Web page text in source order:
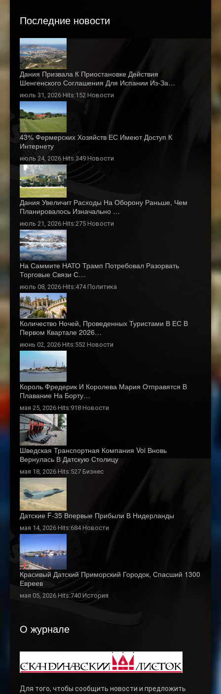
Последние новости
Дания Призвала К Приостановке Действия
Шенгенского Соглашения Для Испании Из-За…
июль 31, 2026 Hits:152 Новости
43% Фермерских Хозяйств ЕС Имеют Доступ К
Интернету
июль 24, 2026 Hits:349 Новости
Дания Увеличит Расходы На Оборону Раньше, Чем
Планировалось Изначально …
июль 21, 2026 Hits:275 Новости
На Саммите НАТО Трамп Потребовал Разорвать
Торговые Связи С…
июль 08, 2026 Hits:474Политика
Количество Ночей, Проведенных Туристами В ЕС В
Первом Квартале 2026…
июнь 02, 2026 Hits:552 Новости
Король Фредерик И Королева Мария Отправятся В
Плавание На Борту…
мая 25, 2026 Hits:918 Новости
Шведская Транспортная Компания Voi Вновь
Вернулась В Датскую Столицу
мая 18, 2026 Hits:527 Бизнес
Датские F-35 Впервые Прибыли В Нидерланды
мая 14, 2026 Hits:684Новости
Красивый Датский Приморский Городок, Спасший 1300
Евреев
мая 05, 2026 Hits:740 История
О журнале
Для того, чтобы сообщить новости и предложить